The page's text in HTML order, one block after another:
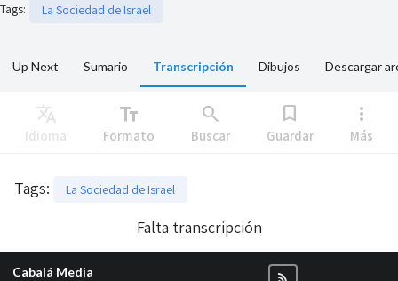
Tags: La Sociedad de Israel
Up Next Sumario Transcripción Dibujos Descargar
Translate
Idioma
text_fields
Formato
search
Buscar
bookmark
Guardar
more_vert
Más
Tags: La Sociedad de Israel
Falta transcripción
Cabalá Media